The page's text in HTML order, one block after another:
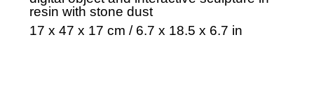
resin with stone dust
17 x 47 x 17 cm / 6.7 x 18.5 x 6.7 in